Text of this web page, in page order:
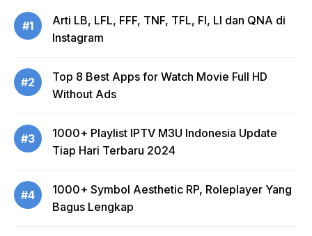
#1
Arti LB, LFL, FFF, TNF, TFL, FI, LI dan QNA di
Instagram
#2
Top 8 Best Apps for Watch Movie Full HD
Without Ads
#3
1000+ Playlist IPTV M3U Indonesia Update
Tiap Hari Terbaru 2024
#4
1000+ Symbol Aesthetic RP, Roleplayer Yang
Bagus Lengkap